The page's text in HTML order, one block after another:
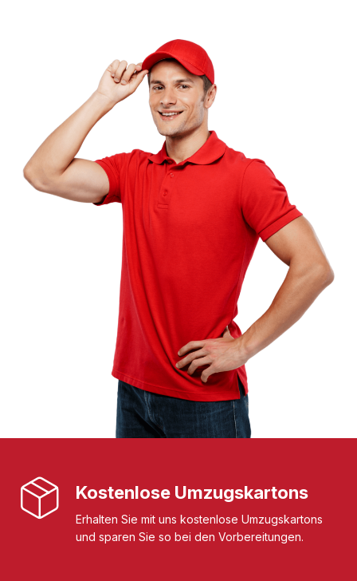
Kostenlose Umzugskartons
Erhalten Sie mit uns kostenlose Umzugskartons
und sparen Sie so bei den Vorbereitungen.